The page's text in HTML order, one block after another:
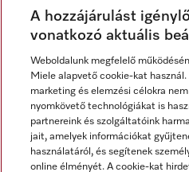
Hírlevél
A hozzájárulást
vonatkozó aktuális
Weboldalunk megfelelő
Miele alapvető cookie-kat használ.
marketing és elemzési célokra
nyomkövető technológiákat is
partnereink és szolgáltatóink
jait, amelyek információkat
használatáról, és segítenek
online élményét. A cookie-kat